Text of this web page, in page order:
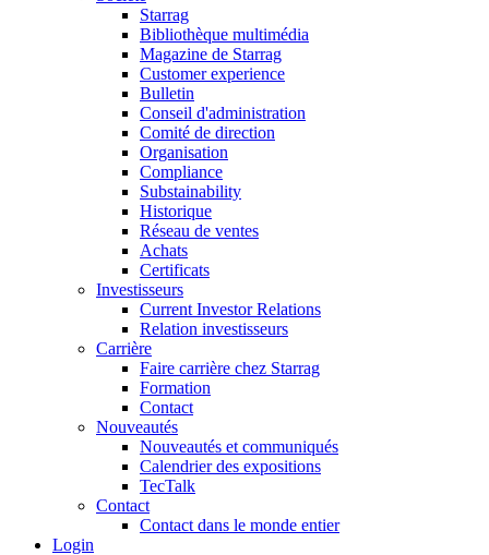
Starrag
Bibliothèque multimédia
Magazine de Starrag
Customer experience
Bulletin
Conseil d'administration
Comité de direction
Organisation
Compliance
Substainability
Historique
Réseau de ventes
Achats
Certificats
Investisseurs
Current Investor Relations
Relation investisseurs
Carrière
Faire carrière chez Starrag
Formation
Contact
Nouveautés
Nouveautés et communiqués
Calendrier des expositions
TecTalk
Contact
Contact dans le monde entier
Login